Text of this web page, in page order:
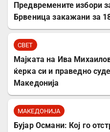
Предвремените избори
Брвеница закажани за
СВЕТ
Мајката на Ива
ќерка си и праведно
Македонија
МАКЕДОНИЈА
Бујар Османи: Кој го